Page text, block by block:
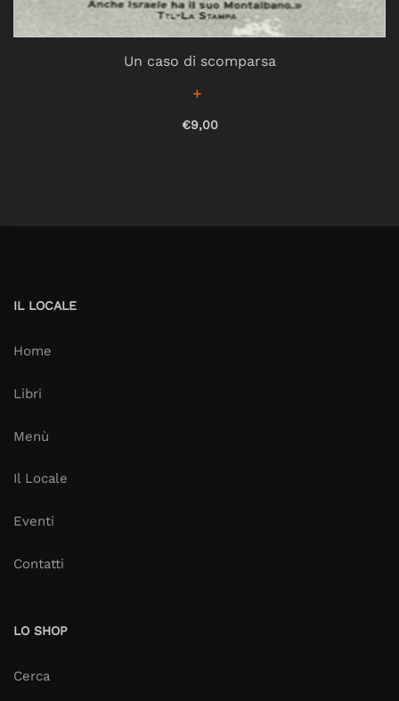
Un caso di scomparsa
€9,00
IL LOCALE
Home
Libri
Menù
Il Locale
Eventi
Contatti
LO SHOP
Cerca